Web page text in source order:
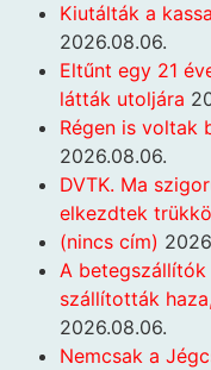
Kiutálták a
2026.08.06.
Eltűnt egy 21
látták utoljára
Régen is voltak
2026.08.06.
DVTK. Ma
elkezdtek
(nincs cím)
A betegszállítók
szállították
2026.08.06.
Nemcsak a